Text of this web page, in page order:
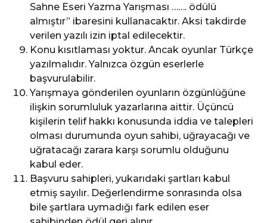
Sahne Eseri Yazma Yarışması ……. ödülü
almıştır” ibaresini kullanacaktır. Aksi takdirde
verilen yazılı izin iptal edilecektir.
Konu kısıtlaması yoktur. Ancak oyunlar Türkçe
yazılmalıdır. Yalnızca özgün eserlerle
başvurulabilir.
Yarışmaya gönderilen oyunların özgünlüğüne
ilişkin sorumluluk yazarlarına aittir. Üçüncü
kişilerin telif hakkı konusunda iddia ve talepleri
olması durumunda oyun sahibi, uğrayacağı ve
uğratacağı zarara karşı sorumlu olduğunu
kabul eder.
Başvuru sahipleri, yukarıdaki şartları kabul
etmiş sayılır. Değerlendirme sonrasında olsa
bile şartlara uymadığı fark edilen eser